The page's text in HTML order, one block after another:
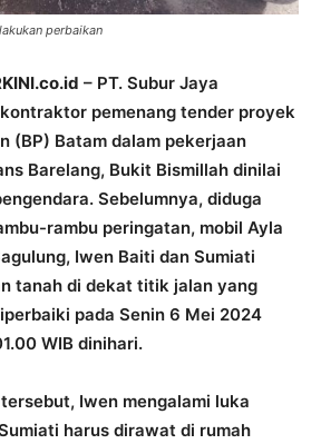
perbaikan
– PT. Subur Jaya
pemenang tender proyek
(BP) Batam dalam pekerjaan
Barelang, Bukit Bismillah dinilai
Sebelumnya, diduga
rambu peringatan, mobil Ayla
Iwen Baiti dan Sumiati
tanah di dekat titik jalan yang
pada Senin 6 Mei 2024
WIB dinihari.
Iwen mengalami luka
harus dirawat di rumah